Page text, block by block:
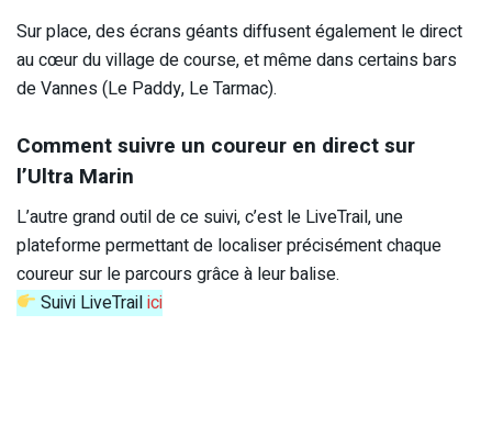
Sur place, des écrans géants diffusent également le direct
au cœur du village de course, et même dans certains bars
de Vannes (Le Paddy, Le Tarmac).
Comment suivre un coureur en direct sur
l’Ultra Marin
L’autre grand outil de ce suivi, c’est le LiveTrail, une
plateforme permettant de localiser précisément chaque
coureur sur le parcours grâce à leur balise.
Suivi LiveTrailici